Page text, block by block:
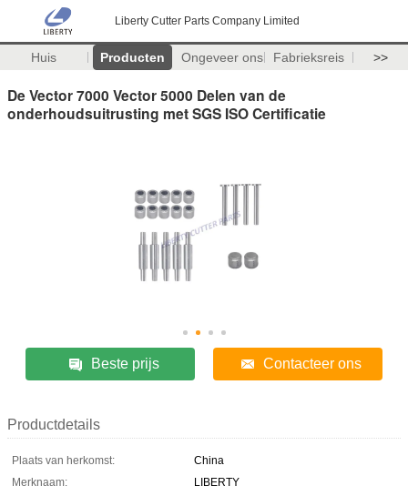
Liberty Cutter Parts Company Limited
Huis Producten Ongeveer ons Fabrieksreis >>
De Vector 7000 Vector 5000 Delen van de
onderhoudsuitrusting met SGS ISO Certificatie
Beste prijs Contacteer ons
Productdetails
Plaats van herkomst:
China
Merknaam:
LIBERTY